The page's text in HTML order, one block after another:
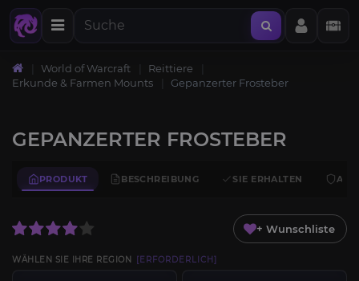
World of Warcraft
Reittiere
Erkunde & Farmen Mounts
Gepanzerter Frosteber
GEPANZERTER FROSTEBER
PRODUKT BESCHREIBUNG SIE ERHALTEN
+ Wunschliste
WÄHLEN SIE IHRE REGION [ERFORDERLICH]